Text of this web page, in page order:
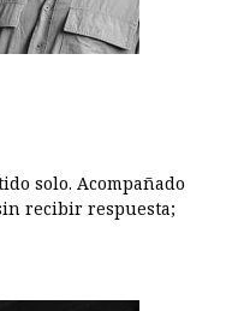
solo. Acompañado
recibir respuesta;